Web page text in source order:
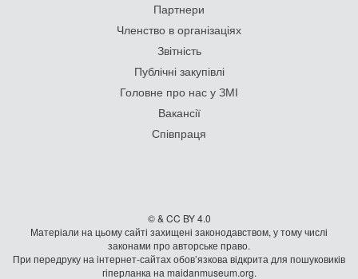
Партнери
Членство в організаціях
Звітність
Публічні закупівлі
Головне про нас у ЗМІ
Вакансії
Співпраця
© & CC BY 4.0
Матеріали на цьому сайті захищені законодавством, у тому числі
законами про авторське право.
При передруку на iнтернет-сайтах обов’язкова відкрита для пошуковиків
гiперланка на maidanmuseum.org.